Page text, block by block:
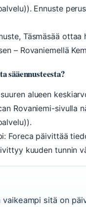
Ennuste
Täsmäsää
– Rovaniemellä
sääennusteesta?
alueen
Rovaniemi-sivulla
Foreca päivittää
kuuden tunnin
sitä on